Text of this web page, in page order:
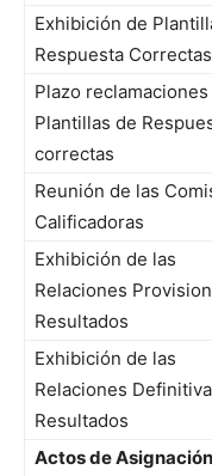
Exhibición de
Respuesta Correctas
Plazo reclamaciones
Plantillas de
correctas
Reunión de las
Calificadoras
Exhibición de las
Relaciones
Resultados
Exhibición de las
Relaciones
Resultados
Actos de